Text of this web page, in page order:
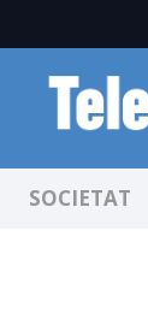
SOCIETAT